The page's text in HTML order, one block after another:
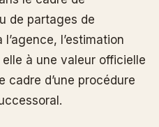
de partages de
l’estimation
à une valeur officielle
cadre d’une procédure